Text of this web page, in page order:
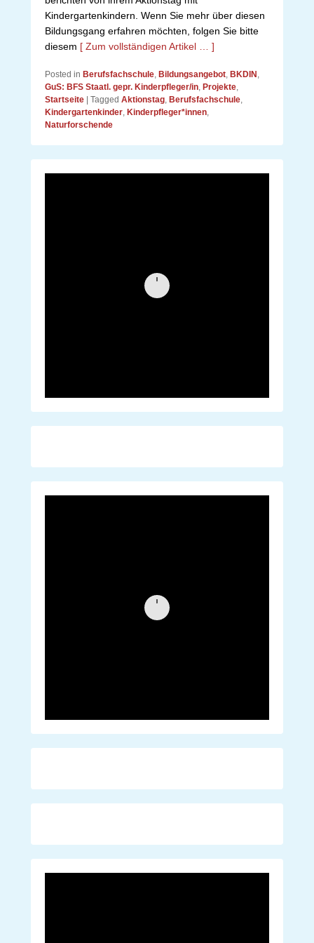
Kindergartenkindern. Wenn Sie mehr über diesen
Bildungsgang erfahren möchten, folgen Sie bitte
diesem [ Zum vollständigen Artikel … ]
Posted in Berufsfachschule, Bildungsangebot, BKDIN ,
GuS: BFS Staatl. gepr. Kinderpfleger/in, Projekte,
Startseite
Tagged Aktionstag, Berufsfachschule,
Kindergartenkinder, Kinderpfleger*innen,
Naturforschende